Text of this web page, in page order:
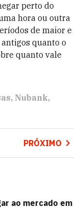
perto do
hora ou outra
de maior e
quanto o
quanto vale
Nubank
PRÓXIMO
ao mercado em